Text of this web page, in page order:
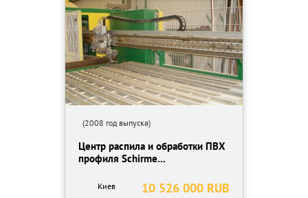
(2008 год выпуска)
Центр распила и обработки ПВХ
профиля Schirme...
10 526 000 RUB
Киев